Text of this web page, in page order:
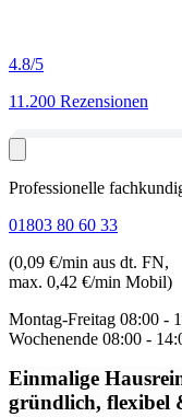
4.8/5
11.200 Rezensionen
Professionelle
01803 80 60 33
(0,09 €/min aus dt. FN,
max. 0,42 €/min Mobil)
Montag-Freitag 08:00 -
Wochenende 08:00 -
Einmalige
gründlich, flexibel